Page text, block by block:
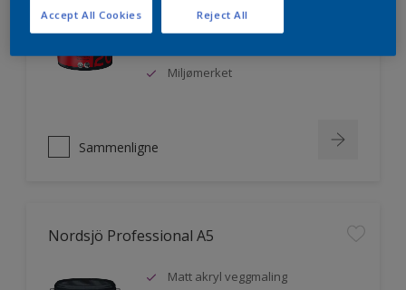
Veggmaling med god dekkevne
Utviklet av og for profesjonelle
Miljømerket
Sammenligne
Nordsjö Professional A5
Matt akryl veggmaling
Reject All
Accept All Cookies